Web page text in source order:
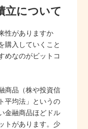
立について
性がありますか
購入していくこと
めなのがビットコ
商品（株や投資信
平均法」というの
金融商品ほどドル
トがあります。少